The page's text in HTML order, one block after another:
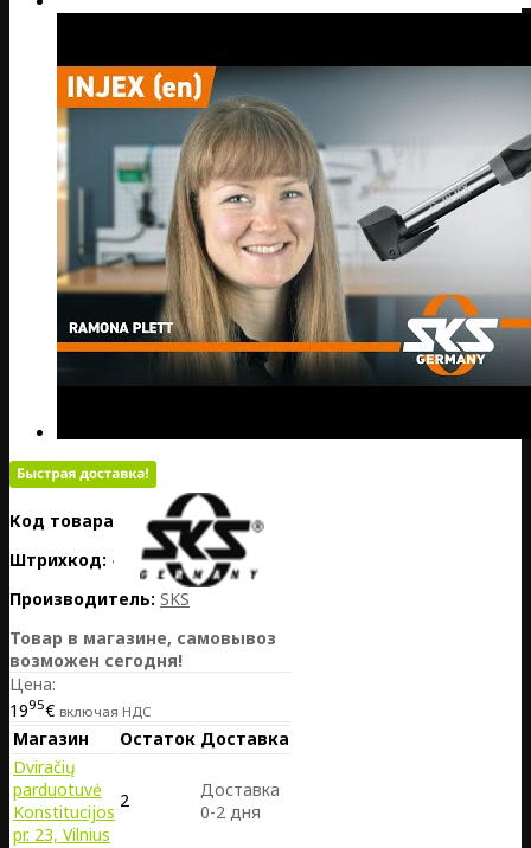
Код товара:
DE25-11015
Штрихкод: 4002556493806
Производитель: SKS
Товар в магазине, самовывоз
возможен сегодня!
Цена:
1995€ включая НДС
Магазин Остаток Доставка
Dviračių
parduotuvė
Konstitucijos
pr. 23, Vilnius
2
Доставка
0-2 дня